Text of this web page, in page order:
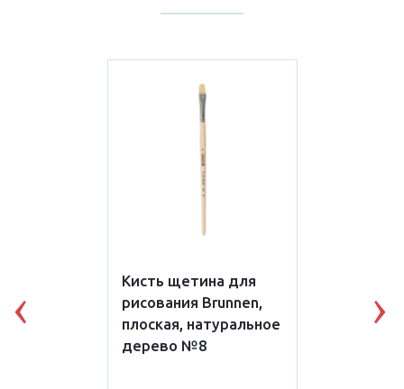
Кисть щетина для
рисования Brunnen,
плоская, натуральное
дерево №8